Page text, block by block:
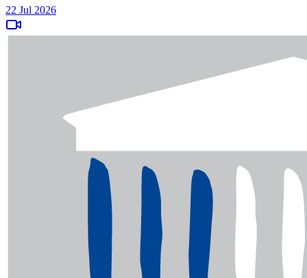
22 Jul 2026